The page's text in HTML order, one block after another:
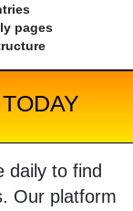
pages
daily to find
Our platform